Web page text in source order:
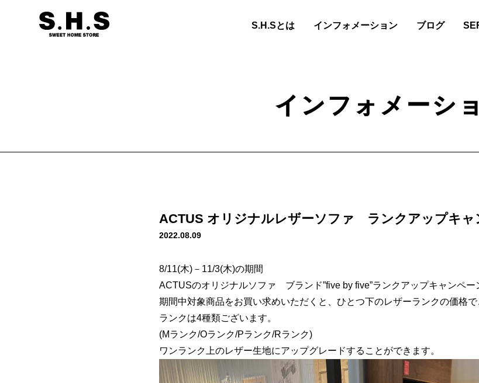
S.H.Sとは インフォメーション ブログ
インフォメーシ
ACTUS オリジナルレザーソファ ランクアップキャ
2022.08.09
8/11(木)－11/3(木)の期間
ACTUSのオリジナルソファ ブランド”five by five”ランクアップキャンペー
期間中対象商品をお買い求めいただくと、ひとつ下のレザーランクの価格で
ランクは4種類ございます。
(Mランク/Oランク/Pランク/Rランク)
ワンランク上のレザー生地にアップグレードすることができます。